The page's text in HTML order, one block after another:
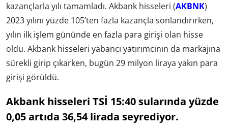
kazançlarla yılı tamamladı. Akbank hisseleri (AKBNK)
2023 yılını yüzde 105’ten fazla kazançla sonlandırırken,
yılın ilk işlem gününde en fazla para girişi olan hisse
oldu. Akbank hisseleri yabancı yatırımcının da markajına
sürekli girip çıkarken, bugün 29 milyon liraya yakın para
girişi görüldü.
Akbank hisseleri TSİ 15:40 sularında yüzde
0,05 artıda 36,54 lirada seyrediyor.